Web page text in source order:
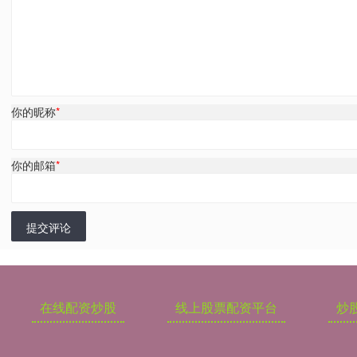
你的昵称*
你的邮箱*
提交评论
在线配资炒股 线上股票配资平台 炒